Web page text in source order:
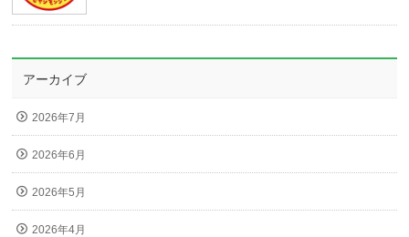
アーカイブ
2026年7月
2026年6月
2026年5月
2026年4月